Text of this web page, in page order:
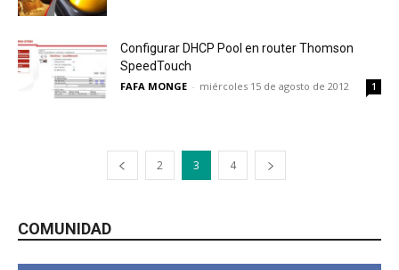
Configurar DHCP Pool en router Thomson
SpeedTouch
FAFA MONGE - miércoles 15 de agosto de 2012 1
2 3 4
COMUNIDAD